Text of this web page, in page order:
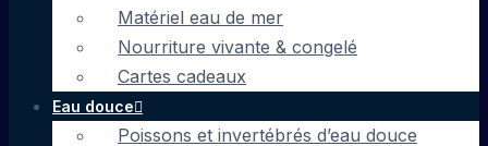
Matériel eau de mer
Nourriture vivante & congelé
Cartes cadeaux
Eau douce
Poissons et invertébrés d’eau douce